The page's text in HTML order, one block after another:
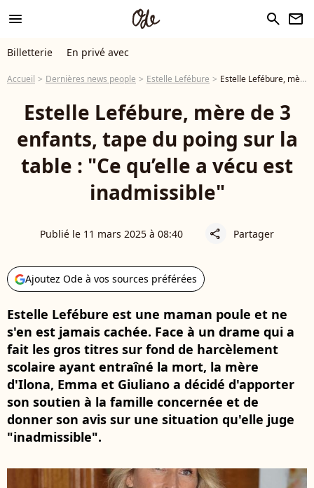
menu search newsletter
Billetterie En privé avec
Accueil Dernières news people Estelle Lefébure Estelle Lefébure, mère de 3 enfants, tape du poing sur la table : "Ce qu’elle a vécu est inadmissible"
Estelle Lefébure, mère de 3
enfants, tape du poing sur la
table : "Ce qu’elle a vécu est
inadmissible"
Publié le 11 mars 2025 à 08:40 share Partager
Ajoutez Ode à vos sources préférées
Estelle Lefébure est une maman poule et ne
s'en est jamais cachée. Face à un drame qui a
fait les gros titres sur fond de harcèlement
scolaire ayant entraîné la mort, la mère
d'Ilona, Emma et Giuliano a décidé d'apporter
son soutien à la famille concernée et de
donner son avis sur une situation qu'elle juge
"inadmissible".